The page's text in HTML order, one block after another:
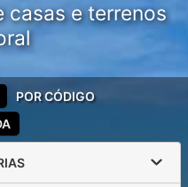
casas e terrenos
POR CÓDIGO